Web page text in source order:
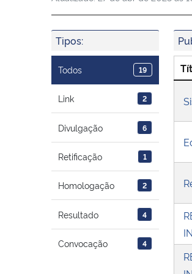
Tipos:
Todos 19
Link 2
Divulgação 6
Retificação 1
Homologação 2
Resultado 4
Convocação 4